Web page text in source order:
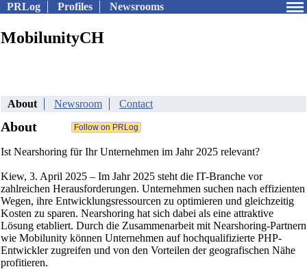
PRLog Profiles Newsrooms
MobilunityCH
About Newsroom Contact
About
Ist Nearshoring für Ihr Unternehmen im Jahr 2025 relevant?
Kiew, 3. April 2025 – Im Jahr 2025 steht die IT-Branche vor
zahlreichen Herausforderungen. Unternehmen suchen nach effizienten
Wegen, ihre Entwicklungsressourcen zu optimieren und gleichzeitig
Kosten zu sparen. Nearshoring hat sich dabei als eine attraktive
Lösung etabliert. Durch die Zusammenarbeit mit Nearshoring-Partnern
wie Mobilunity können Unternehmen auf hochqualifizierte PHP-
Entwickler zugreifen und von den Vorteilen der geografischen Nähe
profitieren.